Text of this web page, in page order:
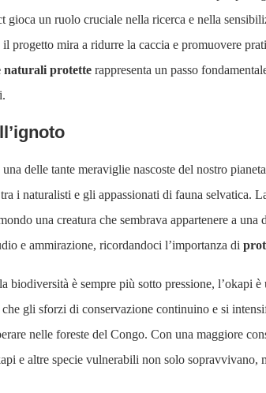
gioca un ruolo cruciale nella ricerca e nella
progetto mira a ridurre la caccia e promuovere
naturali protette rappresenta un passo
delle tante meraviglie nascoste del nostro
i naturalisti e gli appassionati di fauna selvatica.
una creatura che sembrava appartenere a
e ammirazione, ricordandoci l’importanza di
biodiversità è sempre più sotto pressione, l’okapi
che gli sforzi di conservazione continuino e si
nelle foreste del Congo. Con una maggiore
e altre specie vulnerabili non solo sopravvivano,